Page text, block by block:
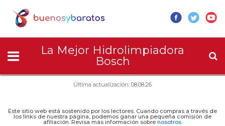
La Mejor Hidrolimpiadora
Bosch
Última actualización: 08.08.26
Este sitio web está sostenido por los lectores. Cuando compras a través de
los links de nuestra página, podemos ganar una pequeña comisión de
afiliación. Revisa más información sobre nosotros.